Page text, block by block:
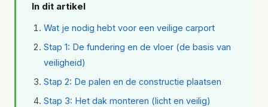
In dit artikel
Wat je nodig hebt voor een veilige carport
Stap 1: De fundering en de vloer (de basis van
veiligheid)
Stap 2: De palen en de constructie plaatsen
Stap 3: Het dak monteren (licht en veilig)